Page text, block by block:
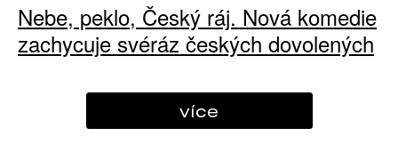
Nebe, peklo, Český ráj. Nová komedie
zachycuje svéráz českých dovolených
více